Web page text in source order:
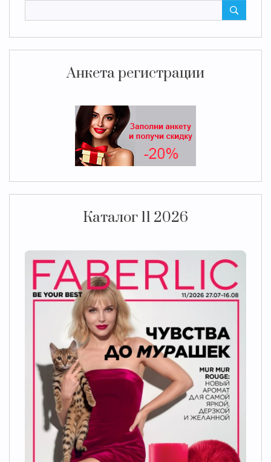
Анкета регистрации
Каталог 11 2026